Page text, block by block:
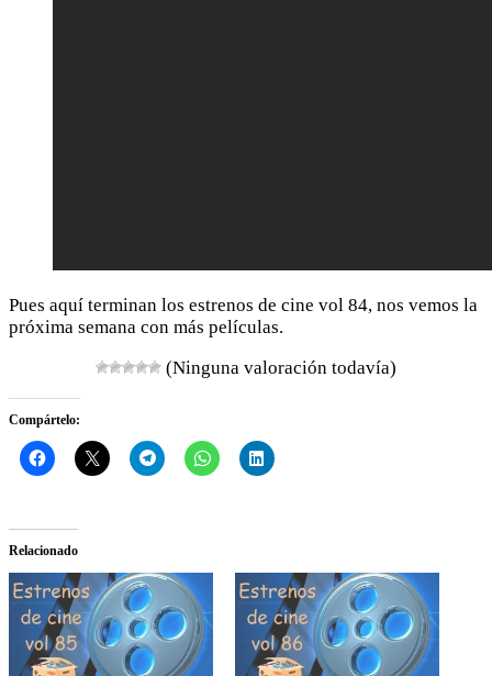
Pues aquí terminan los estrenos de cine vol 84, nos vemos la
próxima semana con más películas.
(Ninguna valoración todavía)
Compártelo:
Relacionado